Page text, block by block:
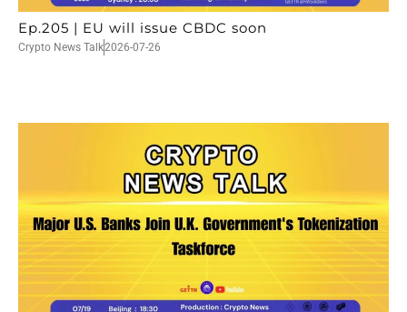
Ep.205 | EU will issue CBDC soon
Crypto News Talk2026-07-26